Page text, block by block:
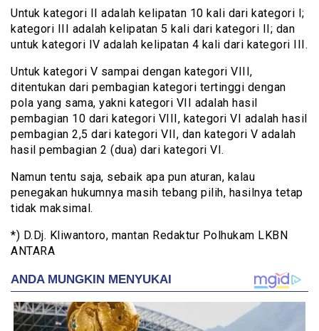
Untuk kategori II adalah kelipatan 10 kali dari kategori I;
kategori III adalah kelipatan 5 kali dari kategori II; dan
untuk kategori IV adalah kelipatan 4 kali dari kategori III.
Untuk kategori V sampai dengan kategori VIII,
ditentukan dari pembagian kategori tertinggi dengan
pola yang sama, yakni kategori VII adalah hasil
pembagian 10 dari kategori VIII, kategori VI adalah hasil
pembagian 2,5 dari kategori VII, dan kategori V adalah
hasil pembagian 2 (dua) dari kategori VI.
Namun tentu saja, sebaik apa pun aturan, kalau
penegakan hukumnya masih tebang pilih, hasilnya tetap
tidak maksimal.
*) D.Dj. Kliwantoro, mantan Redaktur Polhukam LKBN
ANTARA